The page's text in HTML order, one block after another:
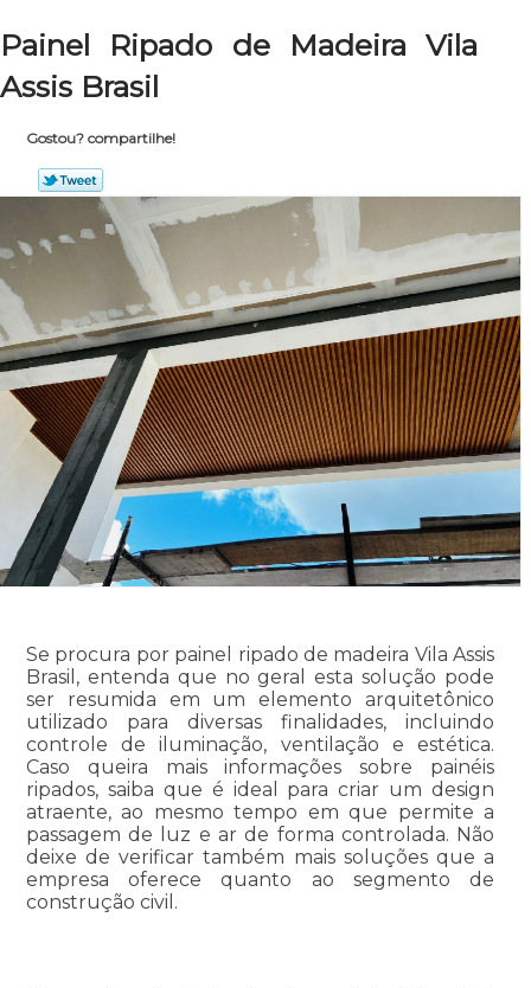
Painel Ripado de Madeira Vila
Assis Brasil
Gostou? compartilhe!
Se procura por painel ripado de madeira Vila Assis
Brasil, entenda que no geral esta solução pode
ser resumida em um elemento arquitetônico
utilizado para diversas finalidades, incluindo
controle de iluminação, ventilação e estética.
Caso queira mais informações sobre painéis
ripados, saiba que é ideal para criar um design
atraente, ao mesmo tempo em que permite a
passagem de luz e ar de forma controlada. Não
deixe de verificar também mais soluções que a
empresa oferece quanto ao segmento de
construção civil.